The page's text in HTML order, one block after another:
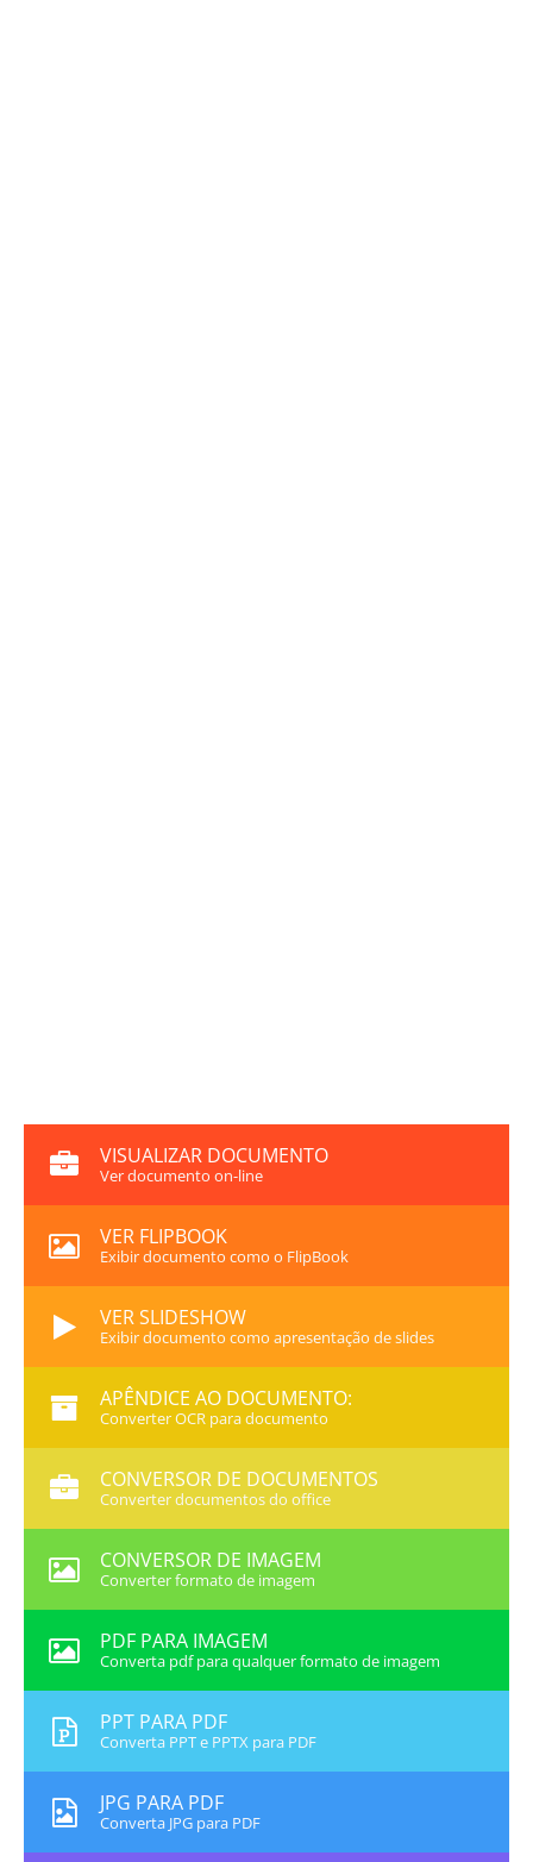
VISUALIZAR DOCUMENTO
Ver documento on-line
VER FLIPBOOK
Exibir documento como o FlipBook
VER SLIDESHOW
Exibir documento como apresentação de slides
APÊNDICE AO DOCUMENTO:
Converter OCR para documento
CONVERSOR DE DOCUMENTOS
Converter documentos do office
CONVERSOR DE IMAGEM
Converter formato de imagem
PDF PARA IMAGEM
Converta pdf para qualquer formato de imagem
PPT PARA PDF
Converta PPT e PPTX para PDF
JPG PARA PDF
Converta JPG para PDF